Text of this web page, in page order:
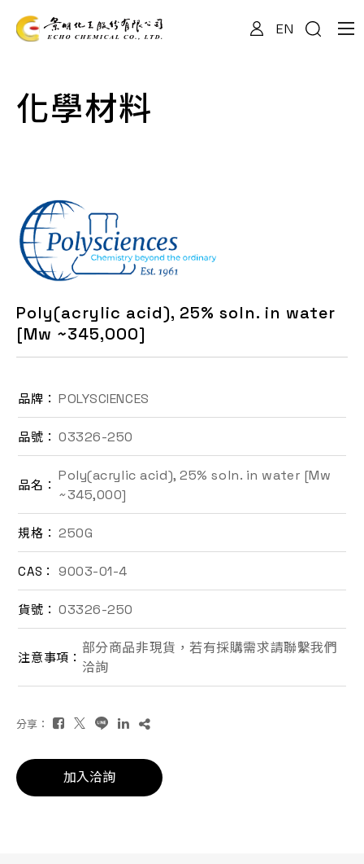
EN
化學材料
Poly(acrylic acid), 25% soln. in water
[Mw ~345,000]
品牌： POLYSCIENCES
品號： 03326-250
品名：
Poly(acrylic acid), 25% soln. in water [Mw
~345,000]
規格： 250G
CAS： 9003-01-4
貨號： 03326-250
注意事項：
部分商品非現貨，若有採購需求請聯繫我們
洽詢
分享：
加入洽詢
關於我們
產品資訊
最新消息
檔案下載
EN